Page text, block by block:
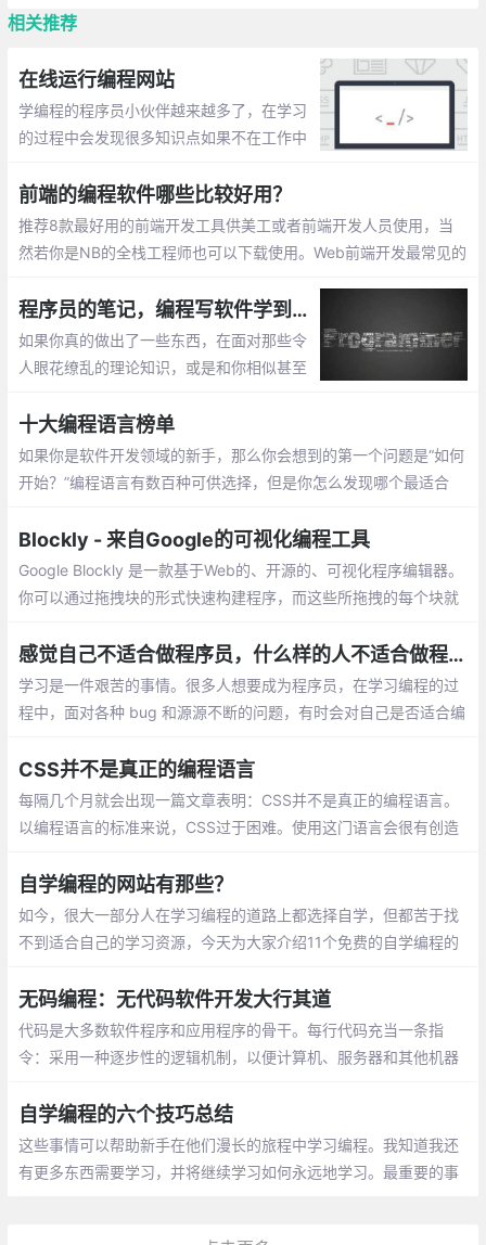
相关推荐
在线运行编程网站
学编程的程序员小伙伴越来越多了，在学习
的过程中会发现很多知识点如果不在工作中
何技能的掌握都是需要不断练习的。在此整
理一些在线运行编程的网站。
前端的编程软件哪些比较好用？
推荐8款最好用的前端开发工具供美工或者前端开发人员使用，当
然若你是NB的全栈工程师也可以下载使用。Web前端开发最常见的
sual Studio Code，简称VS code
程序员的笔记，编程写软件学到的 7 件事
如果你真的做出了一些东西，在面对那些令
人眼花缭乱的理论知识，或是和你相似甚至
天结束之时，正是那些在战壕中的开发者
——构建、测试和开发了代码的人，真正做
了事情。
十大编程语言榜单
如果你是软件开发领域的新手，那么你会想到的第一个问题是“如何
开始？”编程语言有数百种可供选择，但是你怎么发现哪个最适合
最简单方法之一，是通过市场反响、技术趋势的发展…
Blockly - 来自Google的可视化编程工具
Google Blockly 是一款基于Web的、开源的、可视化程序编辑器。
你可以通过拖拽块的形式快速构建程序，而这些所拖拽的每个块就
感觉自己不适合做程序员，什么样的人不适合做程序员？
学习是一件艰苦的事情。很多人想要成为程序员，在学习编程的过
程中，面对各种 bug 和源源不断的问题，有时会对自己是否适合编
员的十个特征
CSS并不是真正的编程语言
每隔几个月就会出现一篇文章表明：CSS并不是真正的编程语言。
以编程语言的标准来说，CSS过于困难。使用这门语言会很有创造
标准化编程语言相比
自学编程的网站有那些？
如今，很大一部分人在学习编程的道路上都选择自学，但都苦于找
不到适合自己的学习资源，今天为大家介绍11个免费的自学编程的
l，你可以通过它学习所有的网站建设基础教程
无码编程：无代码软件开发大行其道
代码是大多数软件程序和应用程序的骨干。每行代码充当一条指
令：采用一种逐步性的逻辑机制，以便计算机、服务器和其他机器
技能有时很吃香。
自学编程的六个技巧总结
这些事情可以帮助新手在他们漫长的旅程中学习编程。我知道我还
有更多东西需要学习，并将继续学习如何永远地学习。最重要的事